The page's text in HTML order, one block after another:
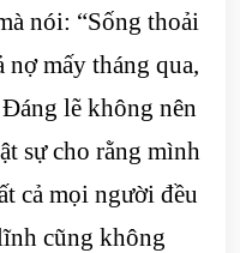
nói: “Sống thoải
nợ mấy tháng qua,
lẽ không nên
sự cho rằng mình
cả mọi người đều
cũng không